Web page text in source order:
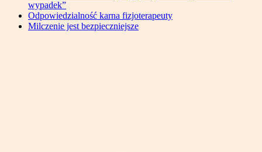
wypadek”
Odpowiedzialność karna fizjoterapeuty
Milczenie jest bezpieczniejsze